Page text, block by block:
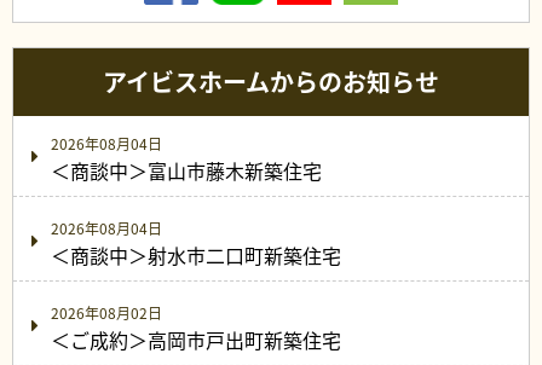
アイビスホームからのお知らせ
2026年08月04日
＜商談中＞富山市藤木新築住宅
2026年08月04日
＜商談中＞射水市二口町新築住宅
2026年08月02日
＜ご成約＞高岡市戸出町新築住宅